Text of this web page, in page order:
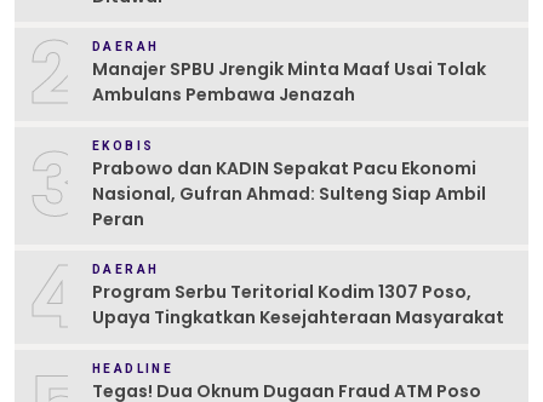
2 DAERAH
Manajer SPBU Jrengik Minta Maaf Usai Tolak
Ambulans Pembawa Jenazah
3 EKOBIS
Prabowo dan KADIN Sepakat Pacu Ekonomi
Nasional, Gufran Ahmad: Sulteng Siap Ambil
Peran
4 DAERAH
Program Serbu Teritorial Kodim 1307 Poso,
Upaya Tingkatkan Kesejahteraan Masyarakat
HEADLINE
Tegas! Dua Oknum Dugaan Fraud ATM Poso